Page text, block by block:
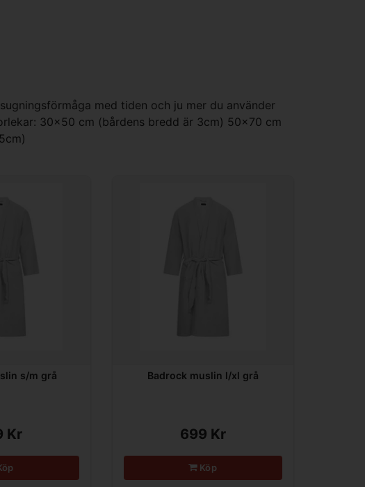
med tiden och ju mer du använder
30x50 cm (bårdens bredd är 3cm) 50x70 cm
s/m grå
Kr
Badrock muslin l/xl grå
699 Kr
Köp